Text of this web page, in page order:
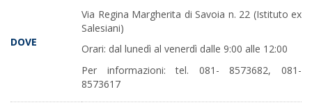
DOVE
Via Regina Margherita di Savoia n. 22 (Istituto ex
Salesiani)
Orari: dal lunedì al venerdì dalle 9:00 alle 12:00
Per informazioni: tel. 081- 8573682, 081-
8573617